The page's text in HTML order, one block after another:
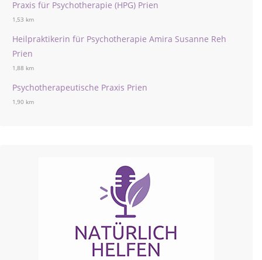
Praxis für Psychotherapie (HPG) Prien
1,53 km
Heilpraktikerin für Psychotherapie Amira Susanne Reh
Prien
1,88 km
Psychotherapeutische Praxis Prien
1,90 km